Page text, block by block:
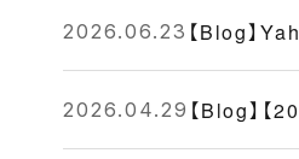
2026.06.23 【Blog】
2026.04.29 【Blog】